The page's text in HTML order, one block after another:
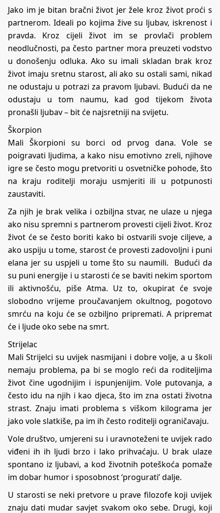
Jako im je bitan bračni život jer žele kroz život proći s
partnerom. Ideali po kojima žive su ljubav, iskrenost i
pravda. Kroz cijeli život im se provlači problem
neodlučnosti, pa često partner mora preuzeti vodstvo
u donošenju odluka. Ako su imali skladan brak kroz
život imaju sretnu starost, ali ako su ostali sami, nikad
ne odustaju u potrazi za pravom ljubavi. Budući da ne
odustaju u tom naumu, kad god tijekom života
pronašli ljubav – bit će najsretniji na svijetu.
Škorpion
Mali Škorpioni su borci od prvog dana. Vole se
poigravati ljudima, a kako nisu emotivno zreli, njihove
igre se često mogu pretvoriti u osvetničke pohode, što
na kraju roditelji moraju usmjeriti ili u potpunosti
zaustaviti.
Za njih je brak velika i ozbiljna stvar, ne ulaze u njega
ako nisu spremni s partnerom provesti cijeli život. Kroz
život će se često boriti kako bi ostvarili svoje ciljeve, a
ako uspiju u tome, starost će provesti zadovoljni i puni
elana jer su uspjeli u tome što su naumili. Budući da
su puni energije i u starosti će se baviti nekim sportom
ili aktivnošću, piše Atma. Uz to, okupirat će svoje
slobodno vrijeme proučavanjem okultnog, pogotovo
smrću na koju će se ozbiljno pripremati. A pripremat
će i ljude oko sebe na smrt.
Strijelac
Mali Strijelci su uvijek nasmijani i dobre volje, a u školi
nemaju problema, pa bi se moglo reći da roditeljima
život čine ugodnijim i ispunjenijim. Vole putovanja, a
često idu na njih i kao djeca, što im zna ostati životna
strast. Znaju imati problema s viškom kilograma jer
jako vole slatkiše, pa im ih često roditelji ograničavaju.
Vole društvo, umjereni su i uravnoteženi te uvijek rado
viđeni ih ih ljudi brzo i lako prihvaćaju. U brak ulaze
spontano iz ljubavi, a kod životnih poteškoća pomaže
im dobar humor i sposobnost ‘progurati’ dalje.
U starosti se neki pretvore u prave filozofe koji uvijek
znaju dati mudar savjet svakom oko sebe. Drugi, koji